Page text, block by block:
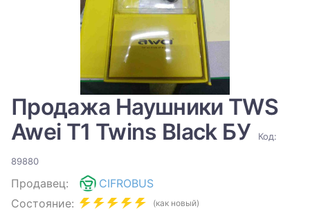
Продажа Наушники TWS
Awei T1 Twins Black БУ
Код:
89880
Продавец:
CIFROBUS
Состояние:
(как новый)